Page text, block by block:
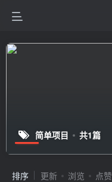
简单项目 共1篇
排序 更新 浏览 点赞